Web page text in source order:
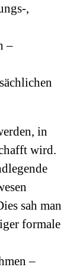
,
–
in
wird.
sah man
formale
–